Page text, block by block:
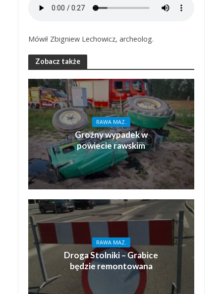
Mówił Zbigniew Lechowicz, archeolog.
Zobacz także
RAWA MAZ.
Groźny wypadek w
powiecie rawskim
RAWA MAZ.
Droga Stolniki – Grabice
będzie remontowana